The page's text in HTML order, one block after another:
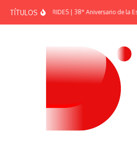
TÍTULOSEFEMÉRIDES | 38° Aniversario de la